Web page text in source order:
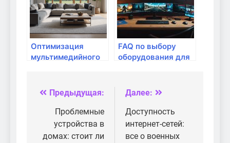
Оптимизация
мультимедийного
платформами
FAQ по выбору
оборудования для
Навигация
записям
Предыдущая:
Проблемные
устройства в
домах: стоит ли
Далее:
Доступность
интернет-сетей:
все о военных